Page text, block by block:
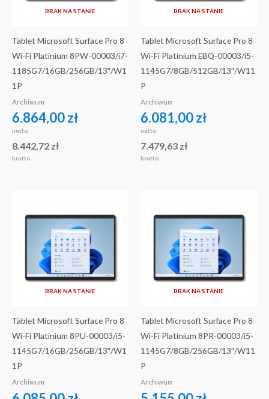
BRAK NA STANIE
Tablet Microsoft Surface Pro 8
Wi-Fi Platinium 8PW-00003/i7-
1185G7/16GB/256GB/13″/W1
1P
Archiwum
6.864,00zł
netto
8.442,72 zł
brutto
BRAK NA STANIE
Tablet Microsoft Surface Pro 8
Wi-Fi Platinium EBQ-00003/i5-
1145G7/8GB/512GB/13″/W11
P
Archiwum
6.081,00zł
netto
7.479,63 zł
brutto
BRAK NA STANIE
Tablet Microsoft Surface Pro 8
Wi-Fi Platinium 8PU-00003/i5-
1145G7/16GB/256GB/13″/W1
1P
Archiwum
BRAK NA STANIE
Tablet Microsoft Surface Pro 8
Wi-Fi Platinium 8PR-00003/i5-
1145G7/8GB/256GB/13″/W11
P
Archiwum